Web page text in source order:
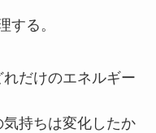
する。
だけのエネルギー
持ちは変化したか